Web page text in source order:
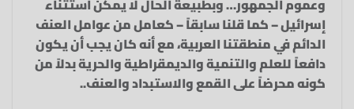
وعموم الجمهور… وبطبيعة الحال لا يمكن استثناء
إسرائيل – كما قلنا سابقاً – كعامل من عوامل العنف
الدائم في منطقتنا العربية، مع أنه كان يجب أن يكون
دافعاً للعلم والتنمية والديمقراطية والحرية بدلاً من
كونه محرضاً على القمع والاستبداد والعنف..